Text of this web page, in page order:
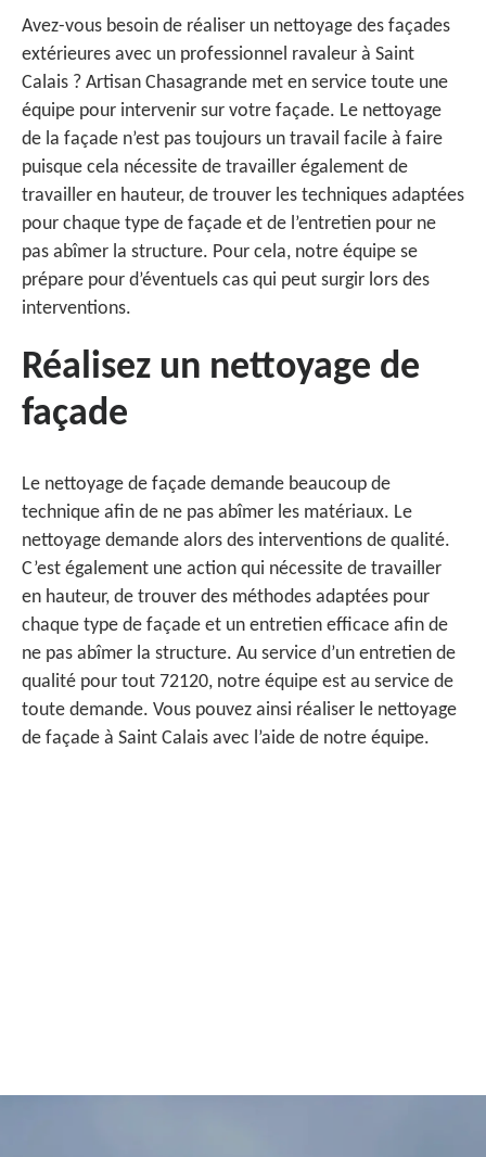
Avez-vous besoin de réaliser un nettoyage des façades
extérieures avec un professionnel ravaleur à Saint
Calais ? Artisan Chasagrande met en service toute une
équipe pour intervenir sur votre façade. Le nettoyage
de la façade n’est pas toujours un travail facile à faire
puisque cela nécessite de travailler également de
travailler en hauteur, de trouver les techniques adaptées
pour chaque type de façade et de l’entretien pour ne
pas abîmer la structure. Pour cela, notre équipe se
prépare pour d’éventuels cas qui peut surgir lors des
interventions.
Réalisez un nettoyage de
façade
Le nettoyage de façade demande beaucoup de
technique afin de ne pas abîmer les matériaux. Le
nettoyage demande alors des interventions de qualité.
C’est également une action qui nécessite de travailler
en hauteur, de trouver des méthodes adaptées pour
chaque type de façade et un entretien efficace afin de
ne pas abîmer la structure. Au service d’un entretien de
qualité pour tout 72120, notre équipe est au service de
toute demande. Vous pouvez ainsi réaliser le nettoyage
de façade à Saint Calais avec l’aide de notre équipe.